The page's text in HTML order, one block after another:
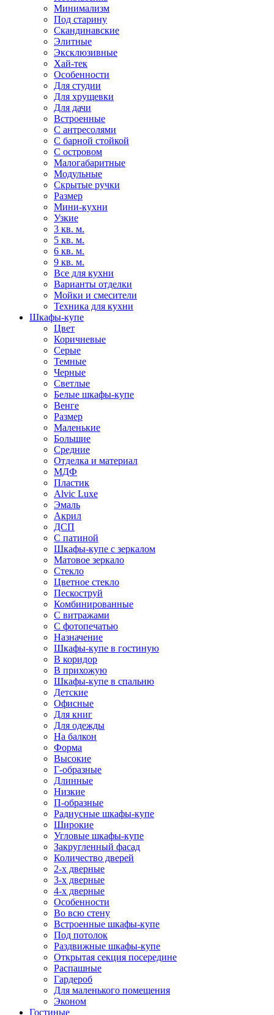
Минимализм
Под старину
Скандинавские
Элитные
Эксклюзивные
Хай-тек
Особенности
Для студии
Для хрущевки
Для дачи
Встроенные
С антресолями
С барной стойкой
С островом
Малогабаритные
Модульные
Скрытые ручки
Размер
Мини-кухни
Узкие
3 кв. м.
5 кв. м.
6 кв. м.
9 кв. м.
Все для кухни
Варианты отделки
Мойки и смесители
Техника для кухни
Шкафы-купе
Цвет
Коричневые
Серые
Темные
Черные
Светлые
Белые шкафы-купе
Венге
Размер
Маленькие
Большие
Средние
Отделка и материал
МДФ
Пластик
Alvic Luxe
Эмаль
Акрил
ДСП
С патиной
Шкафы-купе с зеркалом
Матовое зеркало
Стекло
Цветное стекло
Пескоструй
Комбинированные
С витражами
С фотопечатью
Назначение
Шкафы-купе в гостиную
В коридор
В прихожую
Шкафы-купе в спальню
Детские
Офисные
Для книг
Для одежды
На балкон
Форма
Высокие
Г-образные
Длинные
Низкие
П-образные
Радиусные шкафы-купе
Широкие
Угловые шкафы-купе
Закругленный фасад
Количество дверей
2-х дверные
3-х дверные
4-х дверные
Особенности
Во всю стену
Встроенные шкафы-купе
Под потолок
Раздвижные шкафы-купе
Открытая секция посередине
Распашные
Гардероб
Для маленького помещения
Эконом
Гостиные